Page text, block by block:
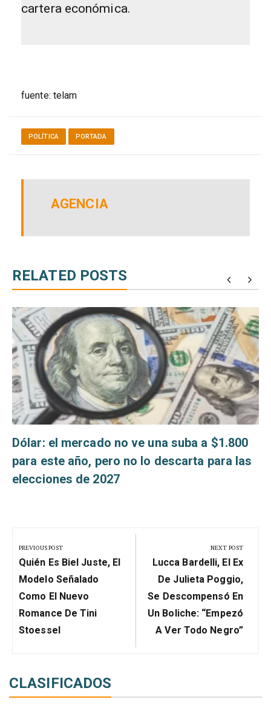
cartera económica.
fuente: telam
POLÍTICA PORTADA
AGENCIA
RELATED POSTS
Dólar: el mercado no ve una suba a $1.800
para este año, pero no lo descarta para las
elecciones de 2027
de
entradas
PREVIOUS POST
Previous
Post:
Quién Es Biel Juste, El
Modelo Señalado
Como El Nuevo
Romance De Tini
Stoessel
NEXT POST
Next
Post:
Lucca Bardelli, El Ex
De Julieta Poggio,
Se Descompensó En
Un Boliche: “Empezó
A Ver Todo Negro”
CLASIFICADOS